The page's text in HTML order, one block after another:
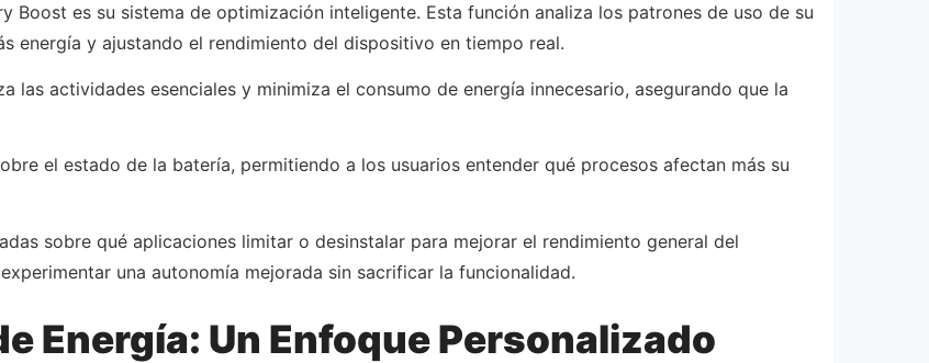
Boost es su sistema de optimización inteligente. Esta función analiza los patrones de uso de su
energía y ajustando el rendimiento del dispositivo en tiempo real.
las actividades esenciales y minimiza el consumo de energía innecesario, asegurando que la
el estado de la batería, permitiendo a los usuarios entender qué procesos afectan más su
sobre qué aplicaciones limitar o desinstalar para mejorar el rendimiento general del
una autonomía mejorada sin sacrificar la funcionalidad.
Energía: Un Enfoque Personalizado